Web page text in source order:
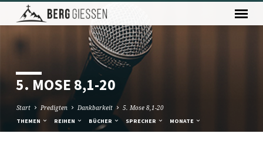
5. MOSE 8,1-20
Start Predigten Dankbarkeit 5. Mose 8,1-20
THEMEN REIHEN BÜCHER SPRECHER MONATE